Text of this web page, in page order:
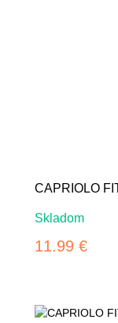
CAPRIOLO
Skladom
11.99 €